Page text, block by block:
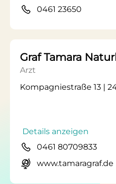
0461 23650
Graf Tamara
Arzt
Kompagniestraße 13 |
Details anzeigen
0461 80709833
www.tamaragraf.de